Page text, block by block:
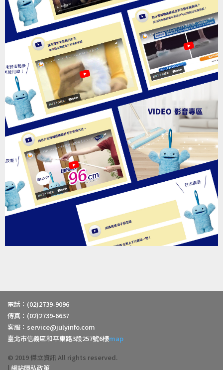
電話：(02)2739-9096
傳真：(02)2739-6637
客服： service@julyinfo.com
臺北市信義區和平東路3段257號6樓map
© 2019 傑立資訊 All rights reserved.
| 網站隱私政策